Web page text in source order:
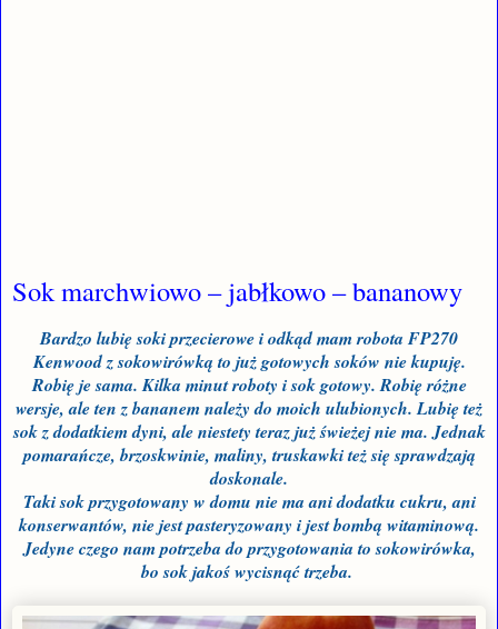
Sok marchwiowo – jabłkowo – bananowy
Bardzo lubię soki przecierowe i odkąd mam robota FP270
Kenwood z sokowirówką to już gotowych soków nie kupuję.
Robię je sama. Kilka minut roboty i sok gotowy. Robię różne
wersje, ale ten z bananem należy do moich ulubionych. Lubię też
sok z dodatkiem dyni, ale niestety teraz już świeżej nie ma. Jednak
pomarańcze, brzoskwinie, maliny, truskawki też się sprawdzają
doskonale.
Taki sok przygotowany w domu nie ma ani dodatku cukru, ani
konserwantów, nie jest pasteryzowany i jest bombą witaminową.
Jedyne czego nam potrzeba do przygotowania to sokowirówka,
bo sok jakoś wycisnąć trzeba.